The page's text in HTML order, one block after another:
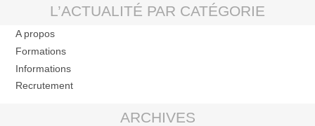
L’ACTUALITÉ PAR CATÉGORIE
A propos
Formations
Informations
Recrutement
ARCHIVES